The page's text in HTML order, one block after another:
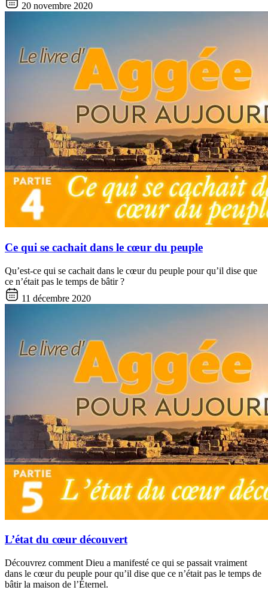
20 novembre 2020
Ce qui se cachait dans le cœur du peuple
Qu’est-ce qui se cachait dans le cœur du peuple pour qu’il dise que
ce n’était pas le temps de bâtir ?
11 décembre 2020
L’état du cœur découvert
Découvrez comment Dieu a manifesté ce qui se passait vraiment
dans le cœur du peuple pour qu’il dise que ce n’était pas le temps de
bâtir la maison de l’Éternel.